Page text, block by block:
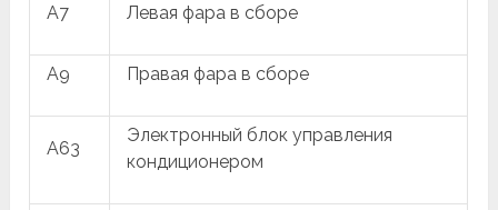
A7 Левая фара в сборе
A9 Правая фара в сборе
A63
Электронный блок управления
кондиционером